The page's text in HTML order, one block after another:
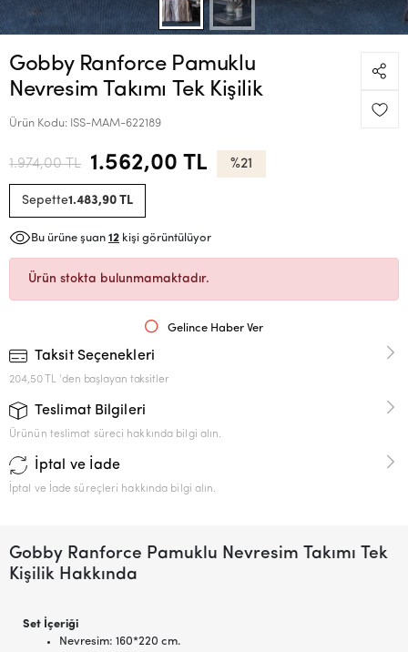
Gobby Ranforce Pamuklu
Nevresim Takımı Tek Kişilik
Ürün Kodu: ISS-MAM-622189
1.974,00 TL 1.562,00 TL %21
Sepette1.483,90 TL
Bu ürüne şuan 12 kişi görüntülüyor
Ürün stokta bulunmamaktadır.
Gelince Haber Ver
Taksit Seçenekleri
204,50 TL 'den başlayan taksitler
Teslimat Bilgileri
Ürünün teslimat süreci hakkında bilgi alın.
İptal ve İade
İptal ve İade süreçleri hakkında bilgi alın.
Gobby Ranforce Pamuklu Nevresim Takımı Tek
Kişilik Hakkında
Set İçeriği
Nevresim: 160*220 cm.